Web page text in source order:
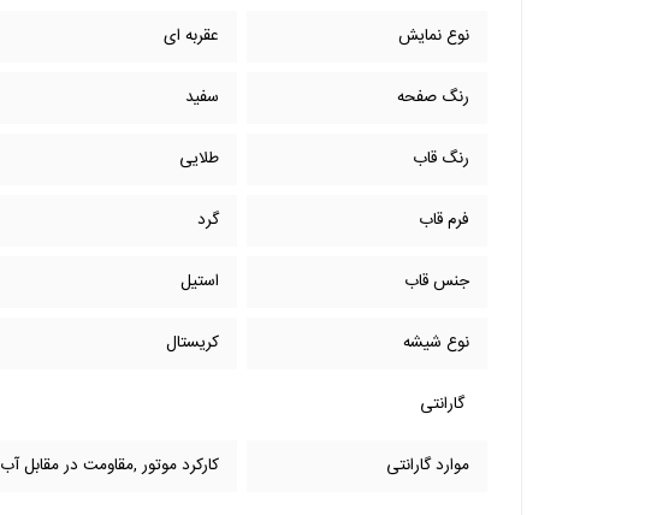
نوع نمایش عقربه ای
رنگ صفحه سفید
رنگ قاب طلایی
فرم قاب گرد
جنس قاب استیل
نوع شیشه کریستال
گارانتی
موارد گارانتی کارکرد موتور ,مقاومت در مقابل آب